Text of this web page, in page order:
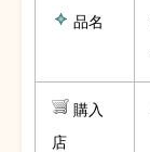
品名
購入
店